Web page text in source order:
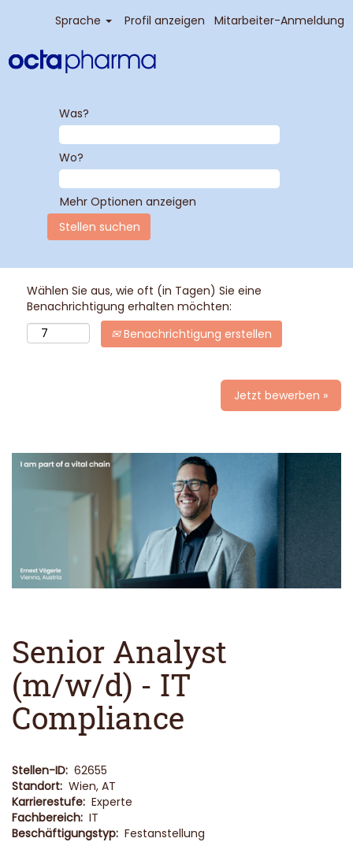
Sprache Profil anzeigen Mitarbeiter-Anmeldung
Was?
Wo?
Mehr Optionen anzeigen
Wählen Sie aus, wie oft (in Tagen) Sie eine
Benachrichtigung erhalten möchten:
Benachrichtigung erstellen
Jetzt bewerben »
Senior Analyst
(m/w/d) - IT
Compliance
Stellen-ID: 62655
Standort: Wien, AT
Karrierestufe: Experte
Fachbereich: IT
Beschäftigungstyp: Festanstellung